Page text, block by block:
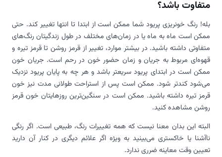
متفاوت باشد؟
بله! رنگ خونریزی پریود شما ممکن است از ابتدا تا انتها تغییر کند. حتی
ممکن است ماه به ماه یا در زمان‌های مختلف در طول زندگیتان رنگ‌های
متفاوتی داشته باشید. در بیشتر موارد، تغییر از قرمز روشن تا قرمز تیره و
قهوه‌ای مربوط به جریان و زمان حضور خون در رحم است. جریان خون
ممکن است در ابتدای پریود سریعتر باشد و هر چه به پایان پریود نزدیک
می‌شود کندتر شود. ممکن است پس از استراحت طولانی مدت نیز خون
قرمز تیره داشته باشید. ممکن است در سنگین‌ترین روزهایتان خون قرمز
روشن مشاهده کنید.
البته این بدان معنا نیست که همه تغییرات رنگ، طبیعی است. اگر رنگی
ناآشنا یا خاکستری می‌بینید به‌ ویژه اگر علائم دیگری در کنار آن دارید
تعیین وقت معاینه ضرری ندارد.